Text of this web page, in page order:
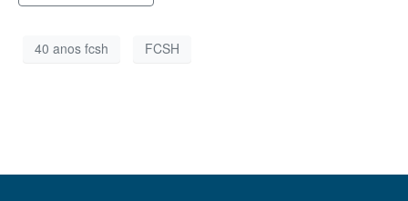
40 anos fcsh FCSH